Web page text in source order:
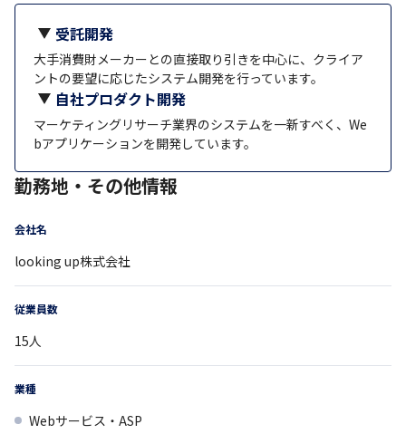
受託開発
大手消費財メーカーとの直接取り引きを中心に、クライア
ントの要望に応じたシステム開発を行っています。
自社プロダクト開発
マーケティングリサーチ業界のシステムを一新すべく、We
bアプリケーションを開発しています。
勤務地・その他情報
会社名
looking up株式会社
従業員数
15人
業種
Webサービス・ASP